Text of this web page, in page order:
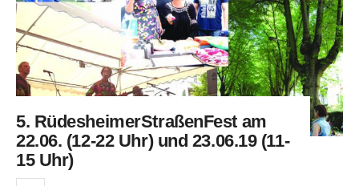
5. RüdesheimerStraßenFest am
22.06. (12-22 Uhr) und 23.06.19 (11-
15 Uhr)